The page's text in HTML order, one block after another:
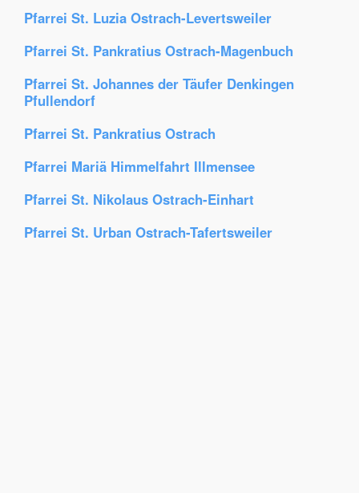
Pfarrei St. Luzia Ostrach-Levertsweiler
Pfarrei St. Pankratius Ostrach-Magenbuch
Pfarrei St. Johannes der Täufer Denkingen
Pfullendorf
Pfarrei St. Pankratius Ostrach
Pfarrei Mariä Himmelfahrt Illmensee
Pfarrei St. Nikolaus Ostrach-Einhart
Pfarrei St. Urban Ostrach-Tafertsweiler